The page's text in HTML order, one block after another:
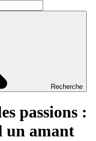
Recherche
passions :
un amant